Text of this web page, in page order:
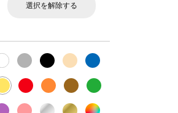
選択を解除する